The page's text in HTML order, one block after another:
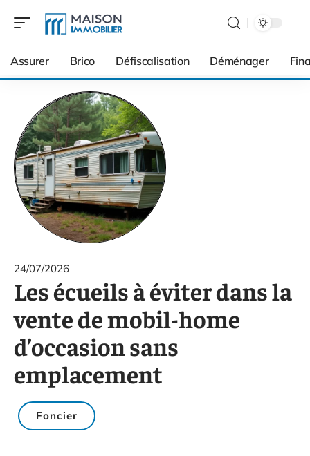
Assurer Brico Défiscalisation Déménager
24/07/2026
Les écueils à éviter dans la
vente de mobil-home
d’occasion sans
emplacement
Foncier